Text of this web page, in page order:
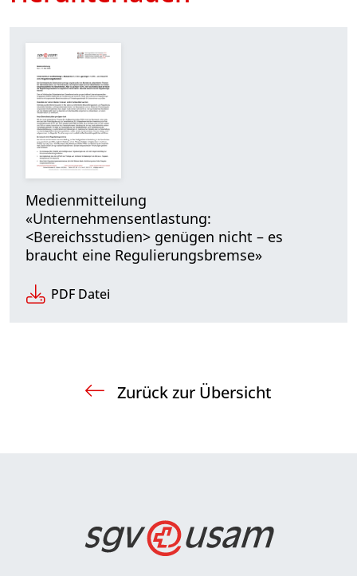
Medienmitteilung
«Unternehmensentlastung:
<Bereichsstudien> genügen nicht – es
braucht eine Regulierungsbremse»
PDF Datei
Zurück zur Übersicht